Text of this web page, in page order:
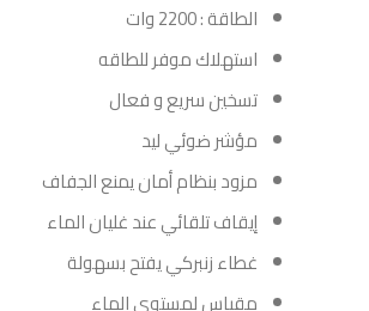
الطاقة : 2200 وات
استهلاك موفر للطاقه
تسخين سريع و فعال
مؤشر ضوئي ليد
مزود بنظام أمان يمنع الجفاف
إيقاف تلقائي عند غليان الماء
غطاء زنبركي يفتح بسهولة
مقياس لمستوي الماء